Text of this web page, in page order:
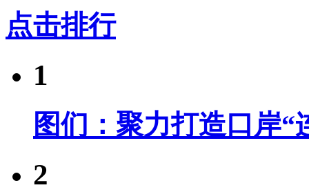
点击排行
1
图们：聚力打造口岸“
2